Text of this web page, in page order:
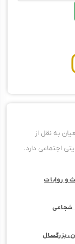
به نقل از
اجتماعی دارد.
و روایات
شجاعی
بزرگسال